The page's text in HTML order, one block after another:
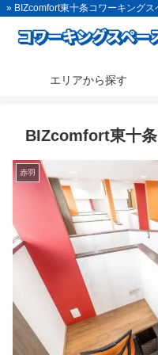
» BIZcomfort東十条コワーキング
エリアから探す
BIZcomfort東十条
赤羽